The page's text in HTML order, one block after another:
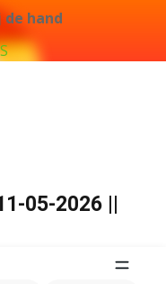
hand
05-2026 ||